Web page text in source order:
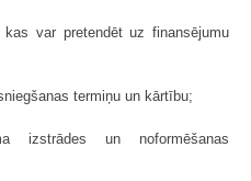
var pretendēt uz finansējumu
termiņu un kārtību;
izstrādes un noformēšanas